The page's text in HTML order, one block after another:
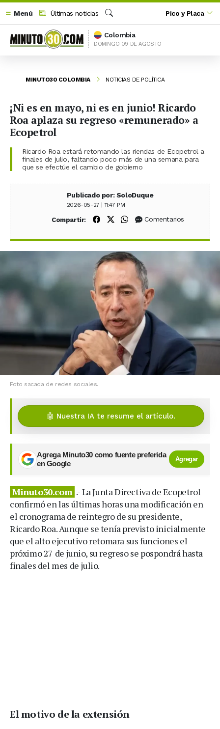
Menú
Últimas noticias
Buscar
Pico y Placa
Colombia
DOMINGO 09 DE AGOSTO
MINUTO30 COLOMBIA NOTICIAS DE POLÍTICA
¡Ni es en mayo, ni es en junio! Ricardo
Roa aplaza su regreso «remunerado» a
Ecopetrol
Ricardo Roa estará retomando las riendas de Ecopetrol a
finales de julio, faltando poco más de una semana para
que se efectúe el cambio de gobierno
Publicado por: SoloDuque
2026-05-27 | 11:47 PM
Compartir: Compartir en Facebook
Compartir en X (Twitter)
Compartir en WhatsApp
Comentarios
Foto sacada de redes sociales.
🤖 Nuestra IA te resume el artículo.
Agrega Minuto30 como fuente preferida
en Google
Agregar
Minuto30.com .- La Junta Directiva de Ecopetrol
confirmó en las últimas horas una modificación en
el cronograma de reintegro de su presidente,
Ricardo Roa. Aunque se tenía previsto inicialmente
que el alto ejecutivo retomara sus funciones el
próximo 27 de junio, su regreso se pospondrá hasta
finales del mes de julio.
El motivo de la extensión